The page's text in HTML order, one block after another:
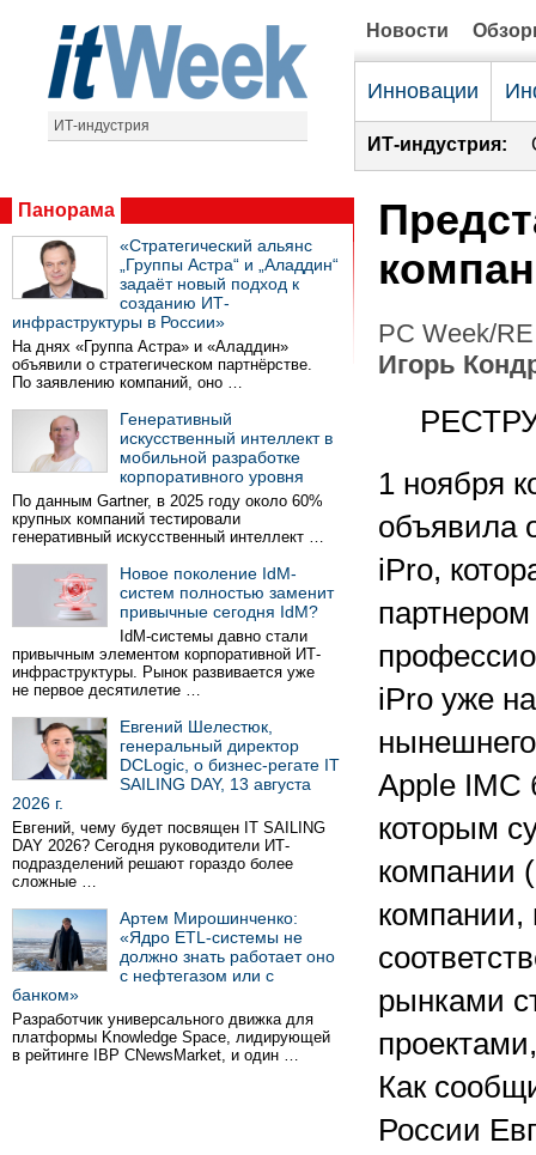
ИТ-индустрия
Новости
Инновации
ИТ-индустрия:
Панорама
«Стратегический альянс
„Группы Астра“ и „Аладдин“
задаёт новый подход к
созданию ИТ-
инфраструктуры в России»
На днях «Группа Астра» и «Аладдин»
объявили о стратегическом партнёрстве.
По заявлению компаний, оно …
Генеративный
искусственный интеллект в
мобильной разработке
корпоративного уровня
По данным Gartner, в 2025 году около 60%
крупных компаний тестировали
генеративный искусственный интеллект …
Новое поколение IdM-
систем полностью заменит
привычные сегодня IdM?
IdM-системы давно стали
привычным элементом корпоративной ИТ-
инфраструктуры. Рынок развивается уже
не первое десятилетие …
Евгений Шелестюк,
генеральный директор
DCLogic, о бизнес-регате IT
SAILING DAY, 13 августа
2026 г.
Евгений, чему будет посвящен IT SAILING
DAY 2026? Сегодня руководители ИТ-
подразделений решают гораздо более
сложные …
Артем Мирошинченко:
«Ядро ETL-системы не
должно знать работает оно
с нефтегазом или с
банком»
Разработчик универсального движка для
платформы Knowledge Space, лидирующей
в рейтинге IBP CNewsMarket, и один …
PC Week/
Игорь
1 ноября
объявила
iPro,
iPro уже
нынешнего
Apple IMC
которым
компании
компании,
рынками
Как
России